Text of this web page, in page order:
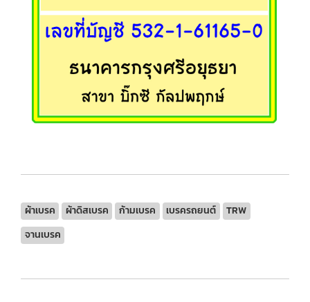
ผ้าเบรค ผ้าดิสเบรค ก้ามเบรค เบรครถยนต์
TRW
จานเบรค